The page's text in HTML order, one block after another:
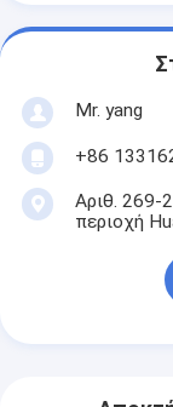
Mr. yang
+86
Αριθ. 269-
περιοχή